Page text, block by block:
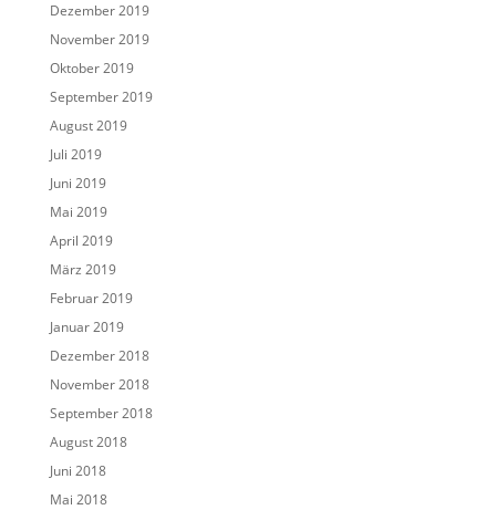
Dezember 2019
November 2019
Oktober 2019
September 2019
August 2019
Juli 2019
Juni 2019
Mai 2019
April 2019
März 2019
Februar 2019
Januar 2019
Dezember 2018
November 2018
September 2018
August 2018
Juni 2018
Mai 2018